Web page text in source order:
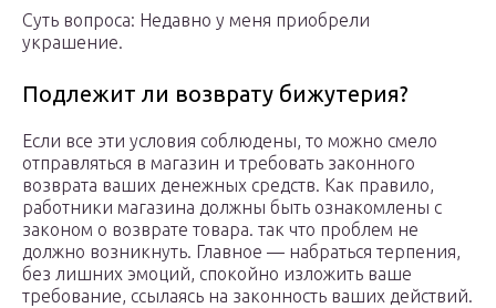
Суть вопроса: Недавно у меня приобрели
украшение.
Подлежит ли возврату бижутерия?
Если все эти условия соблюдены, то можно смело
отправляться в магазин и требовать законного
возврата ваших денежных средств. Как правило,
работники магазина должны быть ознакомлены с
законом о возврате товара. так что проблем не
должно возникнуть. Главное — набраться терпения,
без лишних эмоций, спокойно изложить ваше
требование, ссылаясь на законность ваших действий.